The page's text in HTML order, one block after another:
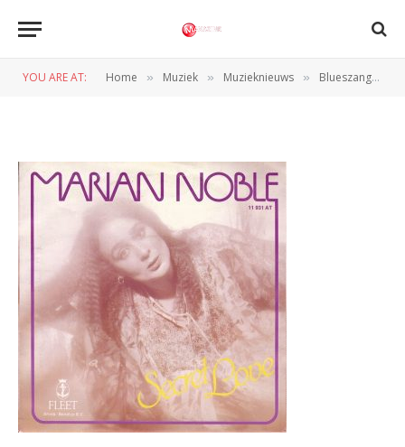
YOU ARE AT: Home » Muziek » Muzieknieuws » Blueszangeres Marian Noble overleden